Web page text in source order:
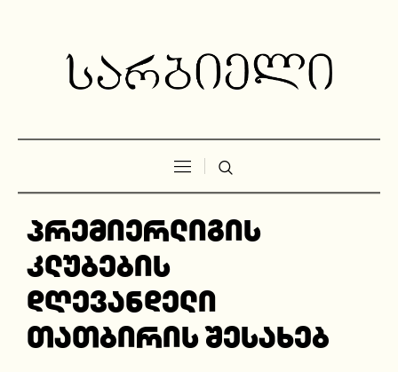
პრემიერლიგის
კლუბების
დღევანდელი
თათბირის შესახებ